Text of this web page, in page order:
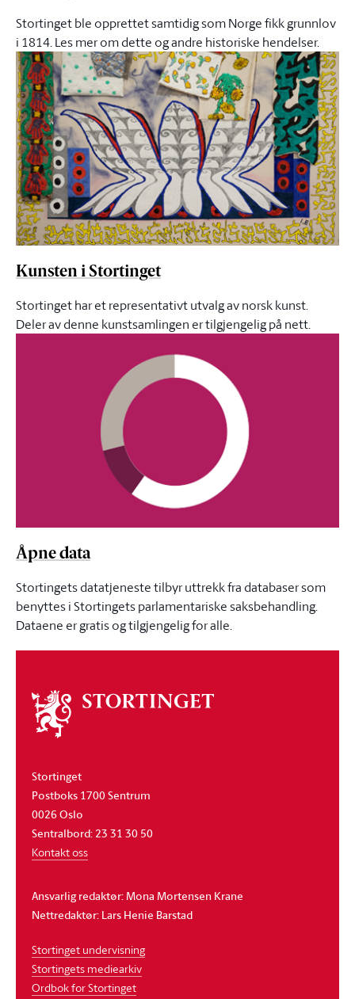
Stortinget ble opprettet samtidig som Norge fikk grunnlov
i 1814. Les mer om dette og andre historiske hendelser.
Kunsten i Stortinget
Stortinget har et representativt utvalg av norsk kunst.
Deler av denne kunstsamlingen er tilgjengelig på nett.
Åpne data
Stortingets datatjeneste tilbyr uttrekk fra databaser som
benyttes i Stortingets parlamentariske saksbehandling.
Dataene er gratis og tilgjengelig for alle.
Om
stortinget
Stortinget
Postboks 1700 Sentrum
0026 Oslo
Sentralbord: 23 31 30 50
Kontakt oss
Ansvarlig redaktør: Mona Mortensen Krane
Nettredaktør: Lars Henie Barstad
Stortinget undervisning
Stortingets mediearkiv
Ordbok for Stortinget